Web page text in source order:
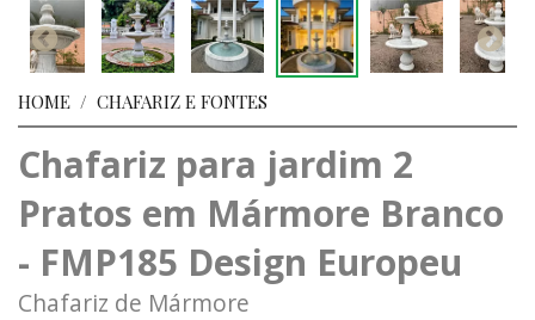
HOME / CHAFARIZ E FONTES
Chafariz para jardim 2
Pratos em Mármore Branco
- FMP185 Design Europeu
Chafariz de Mármore